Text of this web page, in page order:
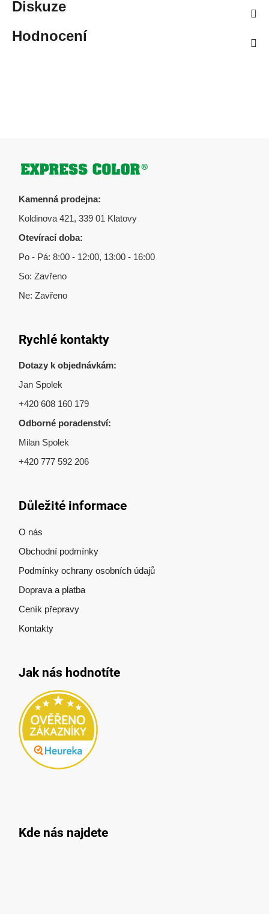
Diskuze
Hodnocení
Zápatí
Kamenná prodejna:
Koldinova 421, 339 01 Klatovy
Otevírací doba:
Po - Pá: 8:00 - 12:00, 13:00 - 16:00
So: Zavřeno
Ne: Zavřeno
Rychlé kontakty
Dotazy k objednávkám:
Jan Spolek
+420 608 160 179
Odborné poradenství:
Milan Spolek
+420 777 592 206
Důležité informace
O nás
Obchodní podmínky
Podmínky ochrany osobních údajů
Doprava a platba
Ceník přepravy
Kontakty
Jak nás hodnotíte
Kde nás najdete